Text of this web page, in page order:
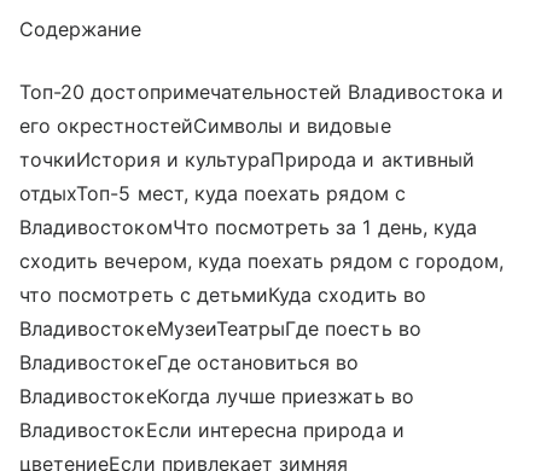
Содержание
Топ-20 достопримечательностей Владивостока и
его окрестностейСимволы и видовые
точкиИстория и культураПрирода и активный
отдыхТоп-5 мест, куда поехать рядом с
ВладивостокомЧто посмотреть за 1 день, куда
сходить вечером, куда поехать рядом с городом,
что посмотреть с детьмиКуда сходить во
ВладивостокеМузеиТеатрыГде поесть во
ВладивостокеГде остановиться во
ВладивостокеКогда лучше приезжать во
ВладивостокЕсли интересна природа и
цветениеЕсли привлекает зимняя